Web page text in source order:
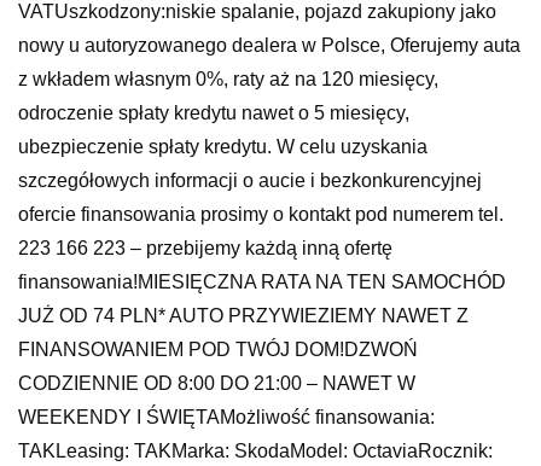
VATUszkodzony:niskie spalanie, pojazd zakupiony jako
nowy u autoryzowanego dealera w Polsce, Oferujemy auta
z wkładem własnym 0%, raty aż na 120 miesięcy,
odroczenie spłaty kredytu nawet o 5 miesięcy,
ubezpieczenie spłaty kredytu. W celu uzyskania
szczegółowych informacji o aucie i bezkonkurencyjnej
ofercie finansowania prosimy o kontakt pod numerem tel.
223 166 223 – przebijemy każdą inną ofertę
finansowania!MIESIĘCZNA RATA NA TEN SAMOCHÓD
JUŻ OD 74 PLN* AUTO PRZYWIEZIEMY NAWET Z
FINANSOWANIEM POD TWÓJ DOM!DZWOŃ
CODZIENNIE OD 8:00 DO 21:00 – NAWET W
WEEKENDY I ŚWIĘTAMożliwość finansowania:
TAKLeasing: TAKMarka: SkodaModel: OctaviaRocznik: